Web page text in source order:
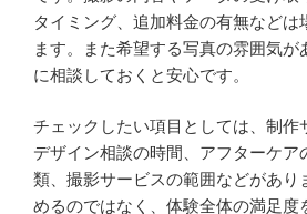
タイミング、追加料金の有無などは
ます。また希望する写真の雰囲気が
に相談しておくと安心です。
チェックしたい項目としては、制作
デザイン相談の時間、アフターケア
類、撮影サービスの範囲などがあり
めるのではなく、体験全体の満足度